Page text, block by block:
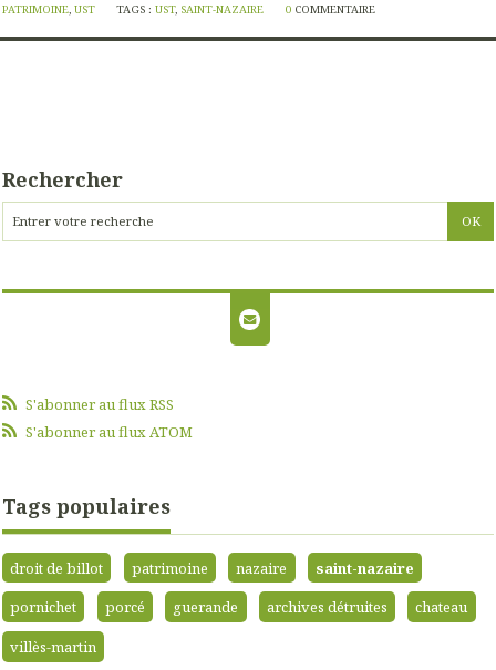
PATRIMOINE UST TAGS :UST, SAINT-NAZAIRE 0 COMMENTAIRE
Rechercher
S'abonner au flux RSS
S'abonner au flux ATOM
Tags populaires
droit de billot patrimoine nazaire
saint-nazaire
pornichet
porcé guerande archives détruites
chateau
villès-martin